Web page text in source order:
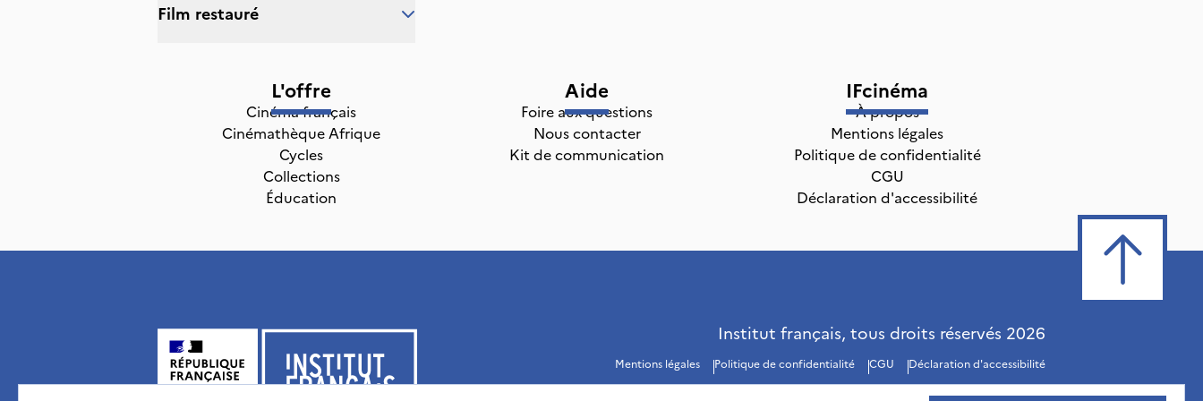
Film restauré
L'offre
Cinéma français
Cinémathèque Afrique
Cycles
Collections
Éducation
Aide
Foire aux questions
Nous contacter
Kit de communication
IFcinéma
À propos
Mentions légales
Politique de confidentialité
CGU
Déclaration d'accessibilité
Institut français, tous droits réservés 2026
Mentions légales Politique de confidentialité CGU Déclaration d'accessibilité